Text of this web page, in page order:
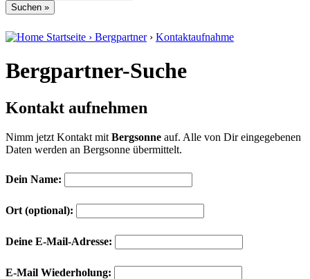
Startseite › Bergpartner › Kontaktaufnahme
Bergpartner-Suche
Kontakt aufnehmen
Nimm jetzt Kontakt mit Bergsonne auf. Alle von Dir eingegebenen
Daten werden an Bergsonne übermittelt.
Dein Name:
Ort (optional):
Deine E-Mail-Adresse:
E-Mail Wiederholung: